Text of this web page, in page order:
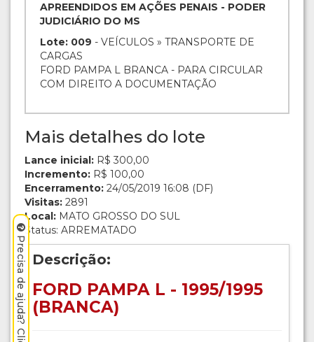
APREENDIDOS EM AÇÕES PENAIS - PODER
JUDICIÁRIO DO MS
Lote: 009 - VEÍCULOS » TRANSPORTE DE
CARGAS
FORD PAMPA L BRANCA - PARA CIRCULAR
COM DIREITO A DOCUMENTAÇÃO
Mais detalhes do lote
Lance inicial: R$ 300,00
Incremento: R$ 100,00
Encerramento: 24/05/2019 16:08 (DF)
Visitas: 2891
Local: MATO GROSSO DO SUL
Status: ARREMATADO
Descrição:
FORD PAMPA L - 1995/1995
(BRANCA)
Precisa de ajuda? Clique aqui.